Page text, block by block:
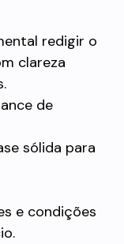
redigir o
clareza
de
sólida para
e condições